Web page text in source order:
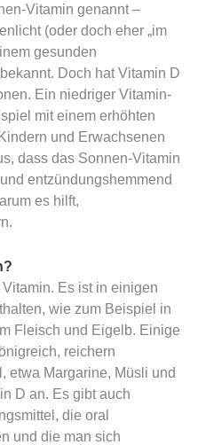
Vitamin genannt –
(oder doch eher „im
gesunden
Doch hat Vitamin D
Ein niedriger Vitamin-
mit einem erhöhten
und Erwachsenen
dass das Sonnen-Vitamin
entzündungshemmend
es hilft,
Es ist in einigen
wie zum Beispiel in
Fleisch und Eigelb. Einige
reichern
etwa Margarine, Müsli und
D an. Es gibt auch
die oral
und die man sich